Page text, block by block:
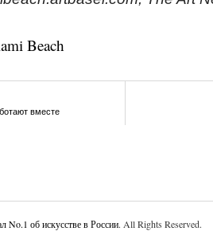
Beach
вместе
об искусстве в России. All Rights Reserved.